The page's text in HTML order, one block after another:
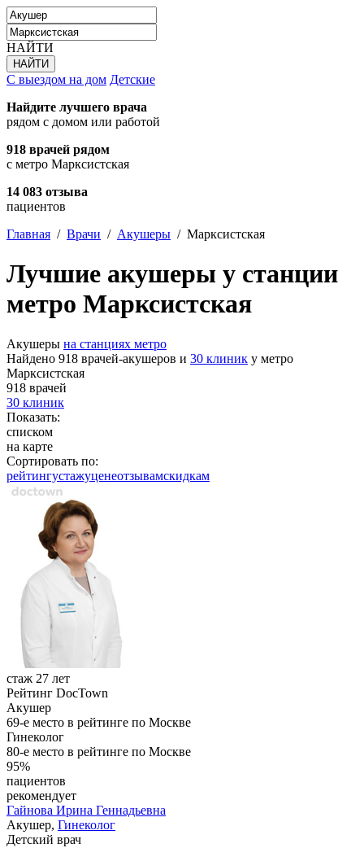
НАЙТИ
С выездом на дом Детские
Найдите лучшего врача
рядом с домом или работой
918 врачей рядом
с метро Марксистская
14 083 отзыва
пациентов
Главная / Врачи / Акушеры / Марксистская
Лучшие акушеры у станции
метро Марксистская
Акушеры на станциях метро
Найдено 918 врачей-акушеров и 30 клиник у метро
Марксистская
918 врачей
30 клиник
Показать:
списком
на карте
Сортировать по:
рейтингустажуценеотзывамcкидкам
стаж 27 лет
Рейтинг DocTown
Акушер
69-е место в рейтинге по Москве
Гинеколог
80-е место в рейтинге по Москве
95%
пациентов
рекомендует
Гайнова Ирина Геннадьевна
Акушер, Гинеколог
Детский врач